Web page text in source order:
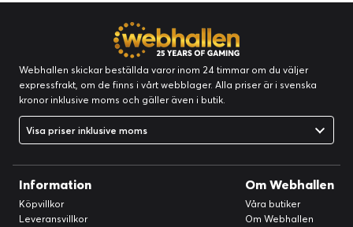
Webhallen skickar beställda varor inom 24 timmar om du väljer
expressfrakt, om de finns i vårt webblager. Alla priser är i svenska
kronor inklusive moms och gäller även i butik.
Visa priser inklusive moms
Information
Köpvillkor
Leveransvillkor
Om Webhallen
Våra butiker
Om Webhallen